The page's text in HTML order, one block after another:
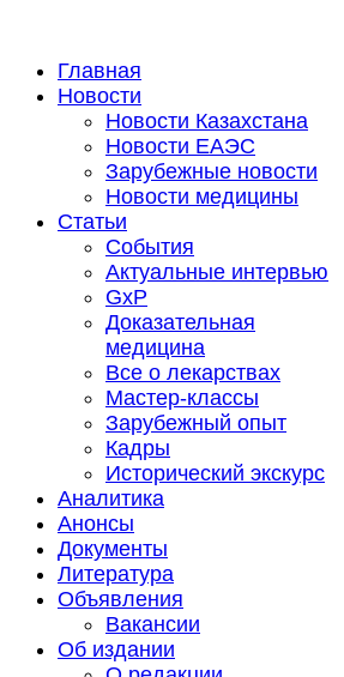
Главная
Новости
Новости Казахстана
Новости ЕАЭС
Зарубежные новости
Новости медицины
Статьи
События
Актуальные интервью
GxP
Доказательная
медицина
Все о лекарствах
Мастер-классы
Зарубежный опыт
Кадры
Исторический экскурс
Аналитика
Анонсы
Документы
Литература
Объявления
Вакансии
Об издании